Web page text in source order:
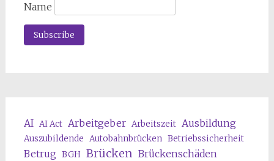
Name
AI AI Act Arbeitgeber Arbeitszeit Ausbildung
Auszubildende Autobahnbrücken Betriebssicherheit
Betrug BGH Brücken Brückenschäden